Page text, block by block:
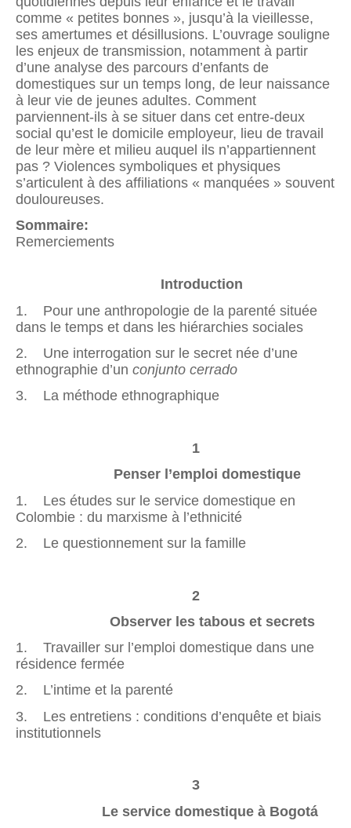
comme « petites bonnes », jusqu’à la vieillesse,
ses amertumes et désillusions. L’ouvrage souligne
les enjeux de transmission, notamment à partir
d’une analyse des parcours d’enfants de
domestiques sur un temps long, de leur naissance
à leur vie de jeunes adultes. Comment
parviennent-ils à se situer dans cet entre-deux
social qu’est le domicile employeur, lieu de travail
de leur mère et milieu auquel ils n’appartiennent
pas ? Violences symboliques et physiques
s’articulent à des affiliations « manquées » souvent
douloureuses.
Sommaire:
Remerciements
Introduction
1. Pour une anthropologie de la parenté située
dans le temps et dans les hiérarchies sociales
2. Une interrogation sur le secret née d’une
ethnographie d’un conjunto cerrado
3. La méthode ethnographique
1
Penser l’emploi domestique
1. Les études sur le service domestique en
Colombie : du marxisme à l’ethnicité
2. Le questionnement sur la famille
2
Observer les tabous et secrets
1. Travailler sur l’emploi domestique dans une
résidence fermée
2. L’intime et la parenté
3. Les entretiens : conditions d’enquête et biais
institutionnels
3
Le service domestique à Bogotá